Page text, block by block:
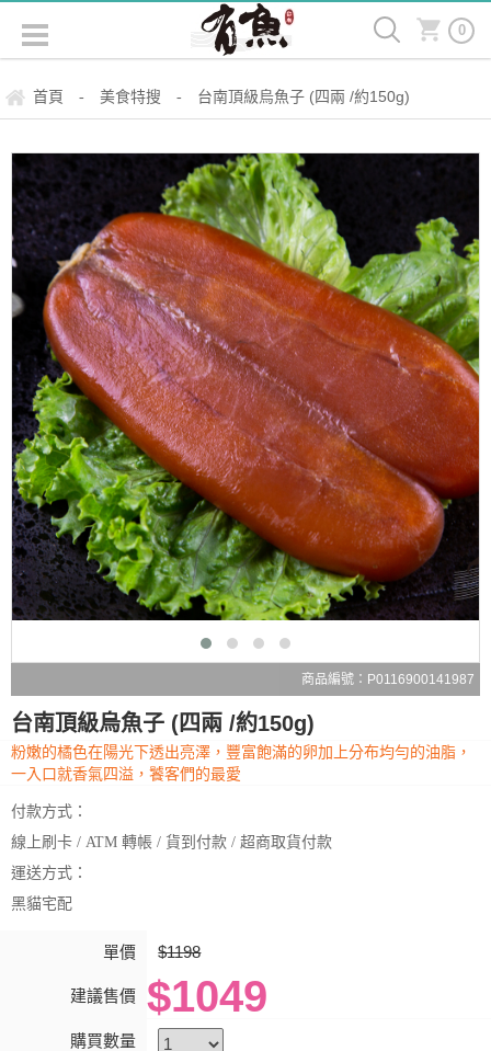
0
首頁 - 美食特搜 - 台南頂級烏魚子 (四兩 /約150g)
商品編號：P0116900141987
台南頂級烏魚子 (四兩 /約150g)
粉嫩的橘色在陽光下透出亮澤，豐富飽滿的卵加上分布均勻的油脂，
一入口就香氣四溢，饕客們的最愛
付款方式：
線上刷卡 / ATM 轉帳 / 貨到付款 / 超商取貨付款
運送方式：
黑貓宅配
單價 $1198
建議售價 $1049
購買數量